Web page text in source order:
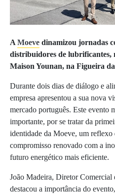
A Moeve dinamizou jornadas
distribuidores de lubrificantes,
Maison Younan, na Figueira
Durante dois dias de diálogo e
empresa apresentou a sua nova
mercado português. Este evento
importante, por se tratar da
identidade da Moeve, um reflexo
compromisso renovado com a
futuro energético mais eficiente.
João Madeira, Diretor
destacou a importância do